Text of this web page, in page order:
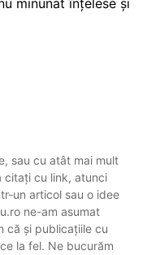
minunat înțelese și
sau cu atât mai mult
citați cu link, atunci
un articol sau o idee
ne-am asumat
că și publicațiile cu
la fel. Ne bucurăm